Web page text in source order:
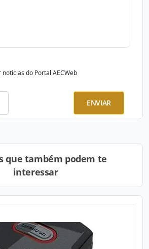
do Portal AECWeb
ENVIAR
que também podem te
interessar